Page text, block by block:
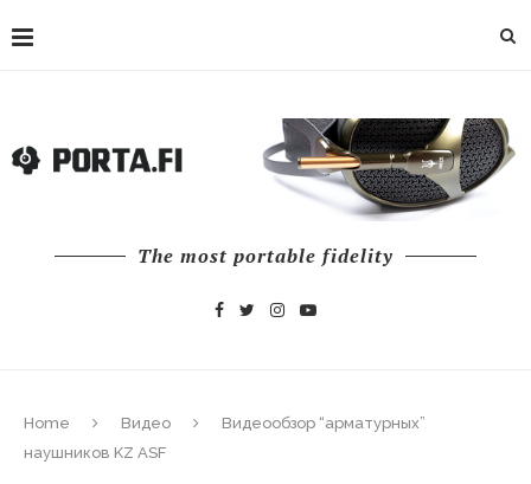
The most portable fidelity
Home Видео
Видеообзор “арматурных”
наушников KZ ASF